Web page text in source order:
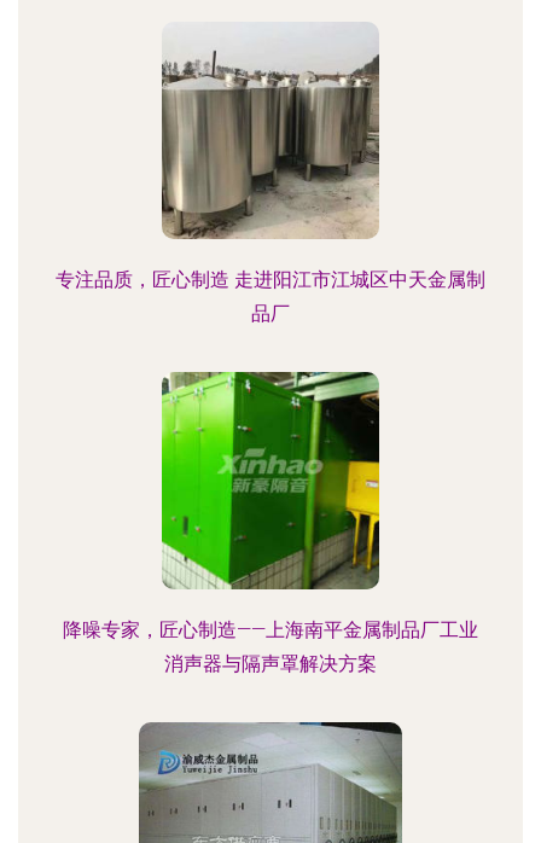
专注品质，匠心制造 走进阳江市江城区中天金属制
品厂
降噪专家，匠心制造——上海南平金属制品厂工业
消声器与隔声罩解决方案